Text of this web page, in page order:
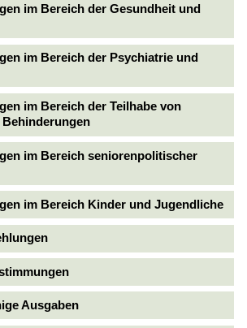
im Bereich der Gesundheit und
im Bereich der Psychiatrie und
im Bereich der Teilhabe von
Behinderungen
im Bereich seniorenpolitischer
im Bereich Kinder und Jugendliche
Ausgaben